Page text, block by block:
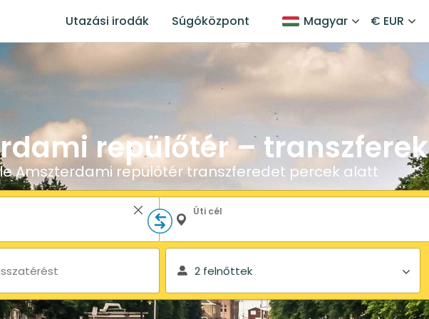
Utazási irodák Súgóközpont Magyar € EUR
repülőtér – transzferek
Amszterdami repülőtér transzferedet percek alatt
Úti cél
2 felnőttek